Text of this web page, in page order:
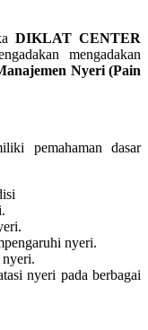
DIKLAT CENTER
mengadakan
Nyeri (Pain
pemahaman dasar
nyeri.
nyeri.
nyeri pada berbagai